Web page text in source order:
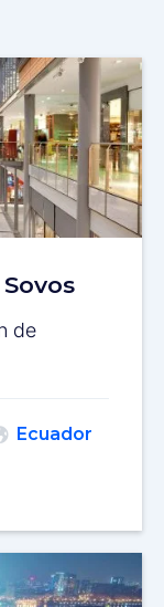
de
Ecuador